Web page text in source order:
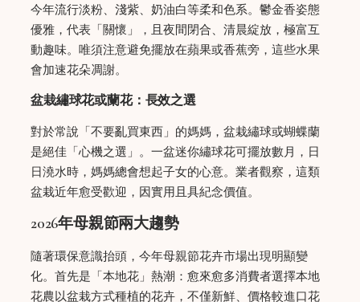
今年流行淡粉、淺紫、奶油白等柔和色系。鬱金香姿態
優雅，代表「關懷」，且夜間閉合、清晨綻放，極富互
動趣味。唯須注意避免擺放在蘋果或香蕉旁，這些水果
會加速花朵凋謝。
盆栽繡球花或蘭花：長效之選
對於常說「不要亂買東西」的媽媽，盆栽繡球或蝴蝶蘭
是絕佳「心機之選」。一盆迷你繡球花可擺放數月，日
日澆水時，媽媽總會想起子女的心意。業者觀察，這類
盆栽近年愈受歡迎，因實用且具紀念價值。
2026年母親節兩大趨勢
隨著環保意識抬頭，今年母親節花卉市場出現明顯變
化。首先是「本地花」熱潮：愈來愈多消費者選擇本地
花農以盆栽方式種植的花卉，不僅新鮮、價格較進口花